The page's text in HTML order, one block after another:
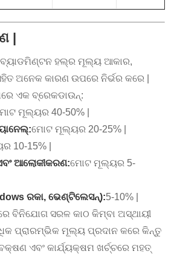
|
ବ୍ୟାଡମିଣ୍ଟନ ହଲ୍ର ମୂଲ୍ୟ ଆକାର,
ଅନେକ କାରଣ ଉପରେ ନିର୍ଭର କରେ |
ଏକ ବ୍ରେକଡାଉନ୍:
ମୂଲ୍ୟର 40-50% |
ମୋଟ ମୂଲ୍ୟର 20-25% |
10-15% |
ଆଲୋକୀକରଣ:ମୋଟ ମୂଲ୍ୟର 5-
ରକା, ଭେଣ୍ଟିଲେସନ୍):5-10% |
ବିନିଯୋଗ ସରଳ କାଠ କିମ୍ବା ଅସ୍ଥାୟୀ
ପ୍ରାରମ୍ଭିକ ମୂଲ୍ୟ ପ୍ରଦାନ କରେ କିନ୍ତୁ
ଏବଂ କାର୍ଯ୍ୟକ୍ଷମ ଖର୍ଚ୍ଚରେ ମହତ୍